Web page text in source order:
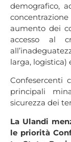
demografico,
aumento dei
accesso al
larga,
Confesercenti
principali
sicurezza dei
La Ulandi
le priorità